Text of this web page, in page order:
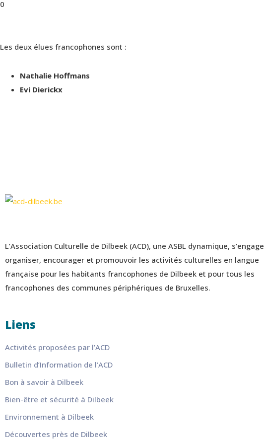
0
Les deux élues francophones sont :
Nathalie Hoffmans
Evi Dierickx
L’Association Culturelle de Dilbeek (ACD), une ASBL dynamique,
organiser, encourager et promouvoir les activités culturelles en langue
française pour les habitants francophones de Dilbeek et pour tous les
francophones des communes périphériques de Bruxelles.
Liens
Activités proposées par l’ACD
Bulletin d’Information de l’ACD
Bon à savoir à Dilbeek
Bien-être et sécurité à Dilbeek
Environnement à Dilbeek
Découvertes près de Dilbeek